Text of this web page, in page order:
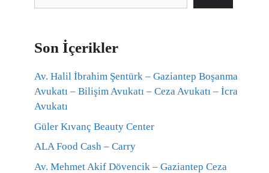
Son İçerikler
Av. Halil İbrahim Şentürk – Gaziantep Boşanma
Avukatı – Bilişim Avukatı – Ceza Avukatı – İcra
Avukatı
Güler Kıvanç Beauty Center
ALA Food Cash – Carry
Av. Mehmet Akif Dövencik – Gaziantep Ceza